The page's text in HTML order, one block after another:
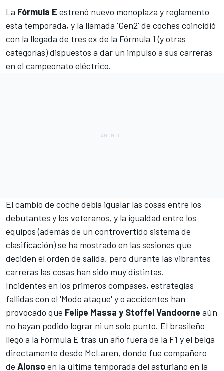
La Fórmula E estrenó nuevo monoplaza y reglamento
esta temporada, y la llamada 'Gen2' de coches coincidió
con la llegada de tres ex de la Fórmula 1 (y otras
categorías) dispuestos a dar un impulso a sus carreras
en el campeonato eléctrico.
El cambio de coche debía igualar las cosas entre los
debutantes y los veteranos, y la igualdad entre los
equipos (además de un controvertido sistema de
clasificación) se ha mostrado en las sesiones que
deciden el orden de salida, pero durante las vibrantes
carreras las cosas han sido muy distintas.
Incidentes en los primeros compases, estrategias
fallidas con el 'Modo ataque' y o accidentes han
provocado que Felipe Massa y Stoffel Vandoorne aún
no hayan podido lograr ni un solo punto. El brasileño
llegó a la Fórmula E tras un año fuera de la F1 yel belga
directamente desde McLaren, donde fue compañero
de Alonsoen la última temporada del asturiano en la